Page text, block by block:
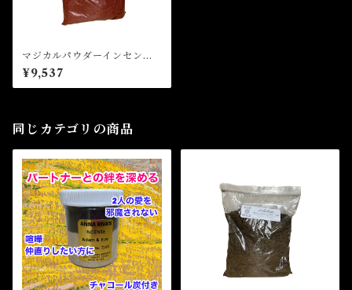
マジカルパウダーインセン
ス ラブ Magical Powder
Incense LOVE
¥9,537
同じカテゴリの商品